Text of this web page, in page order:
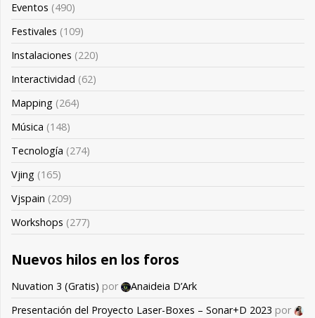
Eventos (490)
Festivales (109)
Instalaciones (220)
Interactividad (62)
Mapping (264)
Música (148)
Tecnología (274)
Vjing (165)
Vjspain (209)
Workshops (277)
Nuevos hilos en los foros
Nuvation 3 (Gratis) por
Anaideia D’Ark
Presentación del Proyecto Laser-Boxes – Sonar+D 2023 por